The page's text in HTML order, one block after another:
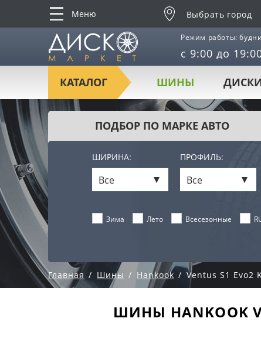
Меню Выбрать город
Режим работы: будни
с 9:00 до
КАТАЛОГ ШИНЫ
ПОДБОР ПО МАРКЕ АВТО
ШИРИНА: ПРОФИЛЬ:
Все Все
Зима Лето Всесезонные
Главная Шины Hankook Ventus S1 Evo2
ШИНЫ HANKOOK